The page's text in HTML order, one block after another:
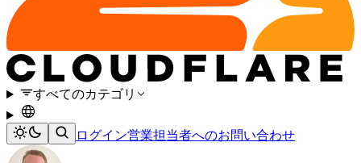
すべてのカテゴリ
ログイン営業担当者へのお問い合わせ